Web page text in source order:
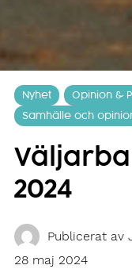
Nyhet Opinion &
Samhälle och
2024
Publicerat av
28 maj 2024